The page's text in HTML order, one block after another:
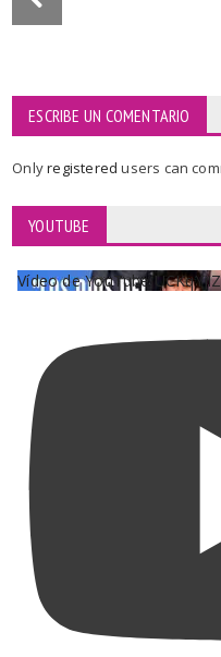
ESCRIBE UN COMENTARIO
Onlyregisteredusers can
YOUTUBE
Vídeo de YouTube